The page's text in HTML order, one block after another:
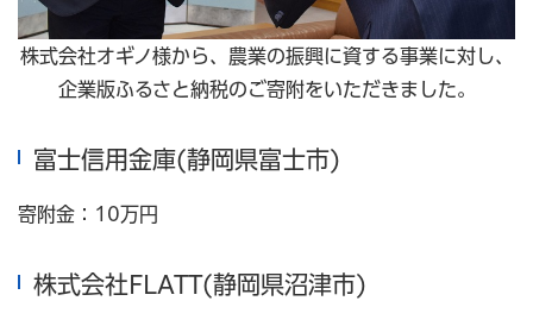
株式会社オギノ様から、農業の振興に資する事業に対し、
企業版ふるさと納税のご寄附をいただきました。
富士信用金庫(静岡県富士市)
寄附金：10万円
株式会社FLATT(静岡県沼津市)